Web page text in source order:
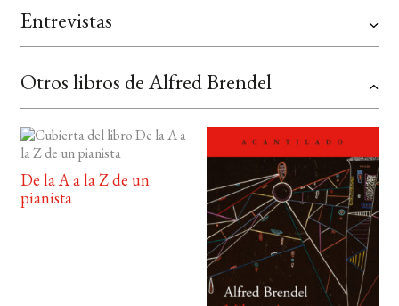
Entrevistas
Otros libros de Alfred Brendel
De la A a la Z de un
pianista